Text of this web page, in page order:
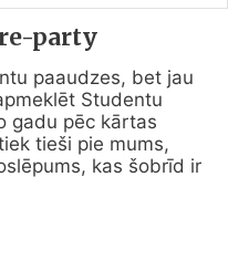
party
paaudzes, bet jau
Studentu
gadu pēc kārtas
tieši pie mums,
kas šobrīd ir